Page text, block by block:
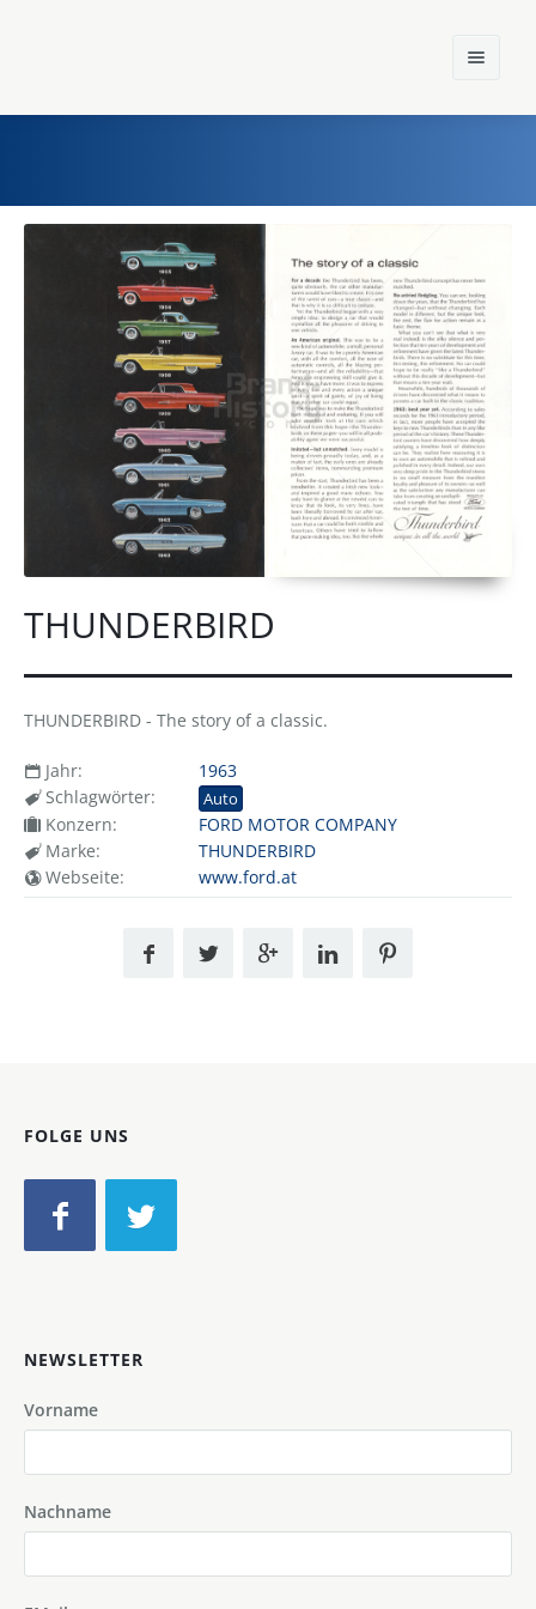
Home
Einst und Heute
THUNDERBIRD
THUNDERBIRD - The story of a classic.
Jahr:
1963
Schlagwörter:
Auto
Konzern:
FORD MOTOR COMPANY
Marke:
THUNDERBIRD
Webseite:
www.ford.at
FOLGE UNS
NEWSLETTER
Vorname
Nachname